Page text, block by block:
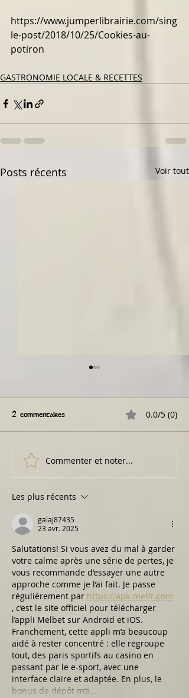
https://www.jumperlibrairie.com/sing
le-post/2018/10/25/Cookies-au-
potiron
GASTRONOMIE LOCALE & RECETTES
Posts récents Voir tout
Le Caviar de Neuvic en
2 commentaires 0.0/5 (0)
Commenter et noter...
Les plus récents
galaj87435
23 avr. 2025
Salutations! Si vous avez du mal à garder
votre calme après une série de pertes, je
vous recommande d’essayer une autre
approche comme je l’ai fait. Je passe
régulièrement par https://apk-melfr.com
, c’est le site officiel pour télécharger
l’appli Melbet sur Android et iOS.
Franchement, cette appli m’a beaucoup
aidé à rester concentré : elle regroupe
tout, des paris sportifs au casino en
passant par le e-sport, avec une
interface claire et adaptée. En plus, le
bonus de dépôt m’a…